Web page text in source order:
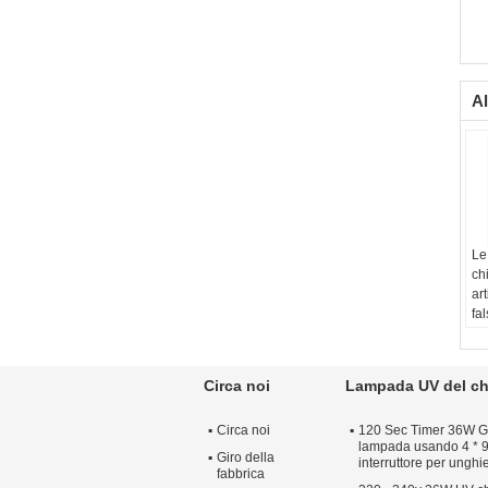
Circa noi
Circa noi
Giro della
fabbrica
Lampada UV del
120 Sec Timer 36W
lampada usando 4 *
interruttore per unghie